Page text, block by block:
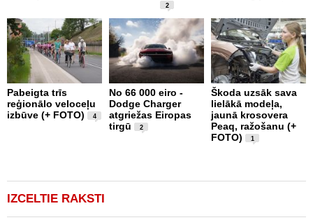
2
Pabeigta trīs
reģionālo veloceļu
izbūve (+ FOTO)
4
No 66 000 eiro -
Dodge Charger
atgriežas Eiropas
tirgū
2
Škoda uzsāk sava
lielākā modeļa,
jaunā krosovera
Peaq, ražošanu (+
FOTO)
1
IZCELTIE RAKSTI